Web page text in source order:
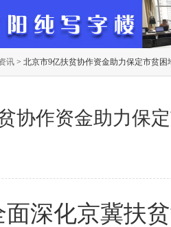
讯 > 北京市9亿扶贫协作资金助力保定市贫困
协作资金助力保
面深化京冀扶